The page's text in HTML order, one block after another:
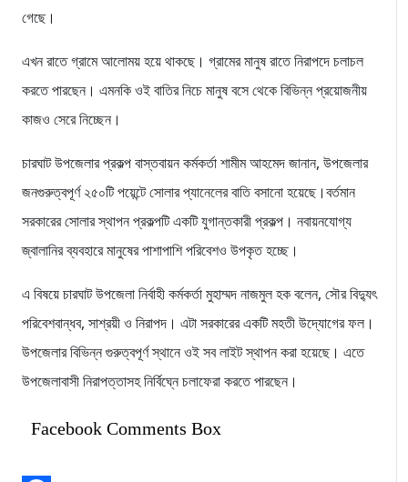
গেছে।
এখন রাতে গ্রামে আলোময় হয়ে থাকছে। গ্রামের মানুষ রাতে নিরাপদে চলাচল
করতে পারছেন। এমনকি ওই বাতির নিচে মানুষ বসে থেকে বিভিন্ন প্রয়োজনীয়
কাজও সেরে নিচ্ছেন।
চারঘাট উপজেলার প্রকল্প বাস্তবায়ন কর্মকর্তা শামীম আহমেদ জানান, উপজেলার
জনগুরুত্বপূর্ণ ২৫০টি পয়েন্টে সোলার প্যানেলের বাতি বসানো হয়েছে।বর্তমান
সরকারের সোলার স্থাপন প্রকল্পটি একটি যুগান্তকারী প্রকল্প। নবায়নযোগ্য
জ্বালানির ব্যবহারে মানুষের পাশাপাশি পরিবেশও উপকৃত হচ্ছে।
এ বিষয়ে চারঘাট উপজেলা নির্বাহী কর্মকর্তা মুহাম্মদ নাজমুল হক বলেন, সৌর বিদ্যুৎ
পরিবেশবান্ধব, সাশ্রয়ী ও নিরাপদ। এটা সরকারের একটি মহতী উদ্যোগের ফল।
উপজেলার বিভিন্ন গুরুত্বপূর্ণ স্থানে ওই সব লাইট স্থাপন করা হয়েছে। এতে
উপজেলাবাসী নিরাপত্তাসহ নির্বিঘ্নে চলাফেরা করতে পারছেন।
Facebook Comments Box